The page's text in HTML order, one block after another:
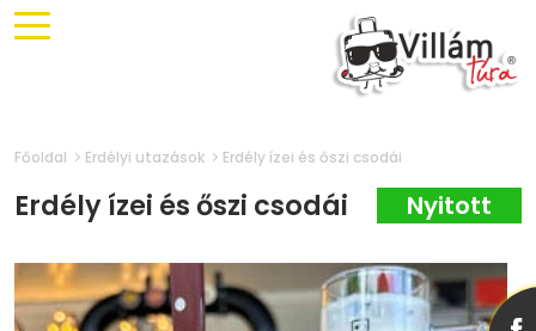
Főoldal Erdélyi utazások Erdély ízei és őszi csodái
Erdély ízei és őszi csodái